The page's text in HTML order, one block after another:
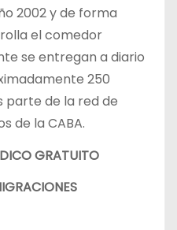
2002 y de forma
el comedor
se entregan a diario
250
parte de la red de
de la CABA.
GRATUITO